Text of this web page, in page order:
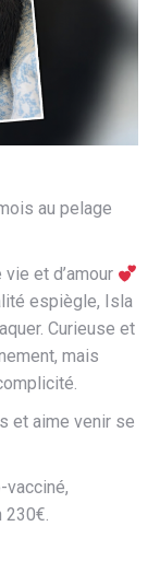
au pelage
et d’amour
espiègle, Isla
Curieuse et
mais
et aime venir se
vacciné,
230€.